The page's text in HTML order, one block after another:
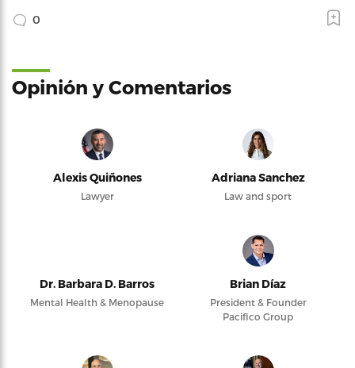
0
Opinión y Comentarios
Alexis Quiñones
Lawyer
Adriana Sanchez
Law and sport
Dr. Barbara D. Barros
Mental Health & Menopause
Brian Díaz
President & Founder
Pacifico Group